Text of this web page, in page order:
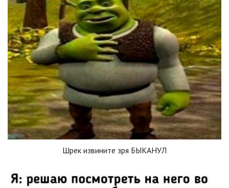
Шрек извините зря БЫКАНУЛ